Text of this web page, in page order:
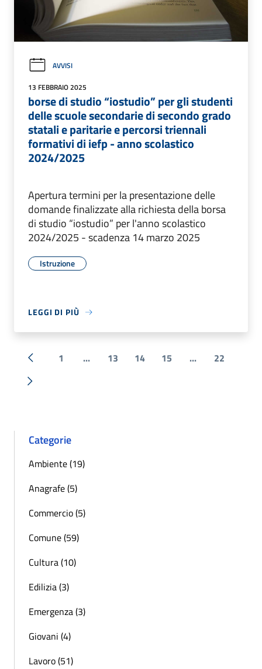
AVVISI
13 FEBBRAIO 2025
borse di studio “iostudio” per gli studenti
delle scuole secondarie di secondo grado
statali e paritarie e percorsi triennali
formativi di iefp - anno scolastico
2024/2025
Apertura termini per la presentazione delle
domande finalizzate alla richiesta della borsa
di studio “iostudio” per l'anno scolastico
2024/2025 - scadenza 14 marzo 2025
Istruzione
LEGGI DI PIÙ
« Precedente
1 ... 13 14 15 ... 22
Successiva »
Categorie
Ambiente (19)
Anagrafe (5)
Commercio (5)
Comune (59)
Cultura (10)
Edilizia (3)
Emergenza (3)
Giovani (4)
Lavoro (51)